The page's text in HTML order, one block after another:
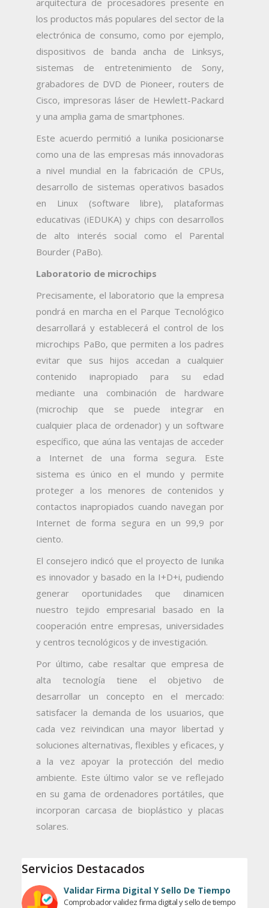
los productos más populares del sector de la
electrónica de consumo, como por ejemplo,
dispositivos de banda ancha de Linksys,
sistemas de entretenimiento de Sony,
grabadores de DVD de Pioneer, routers de
Cisco, impresoras láser de Hewlett-Packard
y una amplia gama de smartphones.
Este acuerdo permitió a Iunika posicionarse
como una de las empresas más innovadoras
a nivel mundial en la fabricación de CPUs,
desarrollo de sistemas operativos basados
en Linux (software libre), plataformas
educativas (iEDUKA) y chips con desarrollos
de alto interés social como el Parental
Bourder (PaBo).
Laboratorio de microchips
Precisamente, el laboratorio que la empresa
pondrá en marcha en el Parque Tecnológico
desarrollará y establecerá el control de los
microchips PaBo, que permiten a los padres
evitar que sus hijos accedan a cualquier
contenido inapropiado para su edad
mediante una combinación de hardware
(microchip que se puede integrar en
cualquier placa de ordenador) y un software
específico, que aúna las ventajas de acceder
a Internet de una forma segura. Este
sistema es único en el mundo y permite
proteger a los menores de contenidos y
contactos inapropiados cuando navegan por
Internet de forma segura en un 99,9 por
ciento.
El consejero indicó que el proyecto de Iunika
es innovador y basado en la I+D+i, pudiendo
generar oportunidades que dinamicen
nuestro tejido empresarial basado en la
cooperación entre empresas, universidades
y centros tecnológicos y de investigación.
Por último, cabe resaltar que empresa de
alta tecnología tiene el objetivo de
desarrollar un concepto en el mercado:
satisfacer la demanda de los usuarios, que
cada vez reivindican una mayor libertad y
soluciones alternativas, flexibles y eficaces, y
a la vez apoyar la protección del medio
ambiente. Este último valor se ve reflejado
en su gama de ordenadores portátiles, que
incorporan carcasa de bioplástico y placas
solares.
Servicios Destacados
Validar Firma Digital Y Sello De Tiempo
Comprobador validez firma digital y sello de tiempo